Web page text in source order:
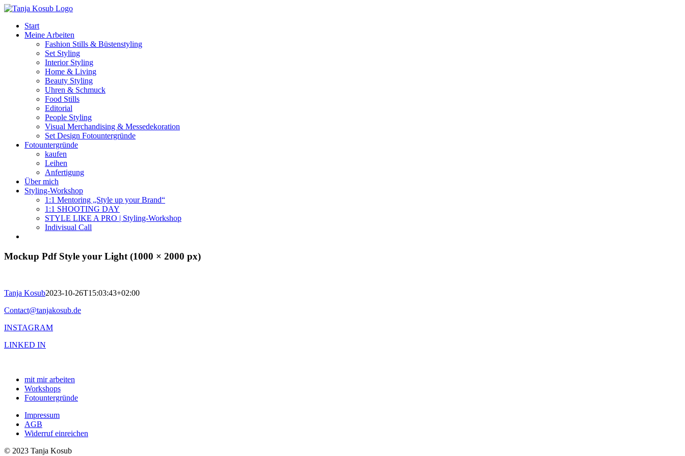
Zum
springenStart
Meine Arbeiten
Fashion Stills & Büstenstyling
Set Styling
Interior Styling
Home & Living
Beauty Styling
Uhren & Schmuck
Food Stills
Editorial
People Styling
Visual Merchandising & Messedekoration
Set Design Fotountergründe
Fotountergründe
kaufen
Leihen
Anfertigung
Über mich
Styling-Workshop
1:1 Mentoring „Style up your Brand“
1:1 SHOOTING DAY
STYLE LIKE A PRO | Styling-Workshop
Indivisual Call
Mockup Pdf Style your Light (1000 × 2000 px)
Tanja Kosub2023-10-26T15:03:43+02:00
Contact@tanjakosub.de
INSTAGRAM
LINKED IN
mit mir arbeiten
Workshops
Fotountergründe
Impressum
AGB
Widerruf einreichen
© 2023 Tanja Kosub